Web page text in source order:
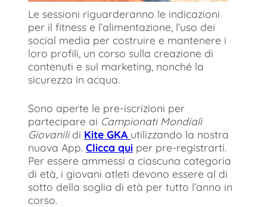
Le sessioni riguarderanno le indicazioni
per il fitness e l’alimentazione, l’uso dei
social media per costruire e mantenere i
loro profili, un corso sulla creazione di
contenuti e sul marketing, nonché la
sicurezza in acqua.
Sono aperte le pre-iscrizioni per
partecipare ai Campionati Mondiali
Giovanilidi Kite GKA utilizzando la nostra
nuova App. Clicca qui per pre-registrarti.
Per essere ammessi a ciascuna categoria
di età, i giovani atleti devono essere al di
sotto della soglia di età per tutto l’anno in
corso.